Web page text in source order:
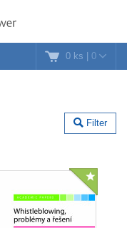
0 ks | 0
Filter